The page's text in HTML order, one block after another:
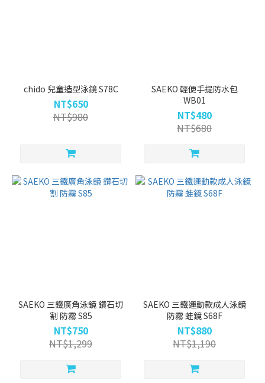
chido 兒童造型泳鏡 S78C
NT$650
NT$980
SAEKO 輕便手提防水包
WB01
NT$480
NT$680
SAEKO 三鐵廣角泳鏡 鑽石切
割 防霧 S85
NT$750
NT$1,299
SAEKO 三鐵運動款成人泳鏡
防霧 蛙鏡 S68F
NT$880
NT$1,190